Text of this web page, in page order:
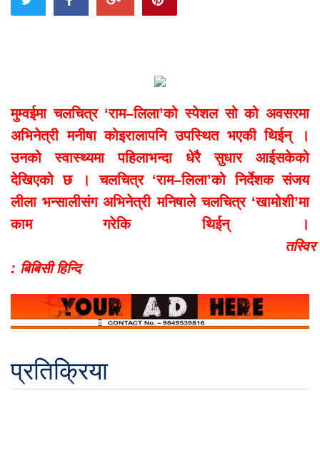
मुम्वईमा चलचित्र ‘राम–लिला’को स्पेशल सो को अवसरमा
अभिनेत्री मनीषा कोइरालापनि उपस्थित भएकी थिईन् ।
उनको स्वास्थ्यमा पहिलाभन्दा धेरै सुधार आईसकेको
देखिएको छ । चलचित्र ‘राम–लिला’को निर्देशक संजय
लीला भन्सालीसंग अभिनेत्री मनिषाले चलचित्र ‘खामोशी’मा
काम गरेकि थिईन् ।
तस्विर
: बिबिसी हिन्दि
प्रतिक्रिया